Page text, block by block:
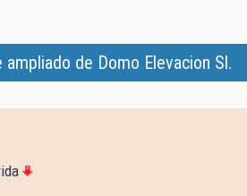
de Domo Elevacion Sl.